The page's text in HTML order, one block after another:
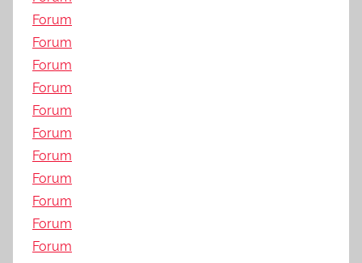
Forum
Forum
Forum
Forum
Forum
Forum
Forum
Forum
Forum
Forum
Forum